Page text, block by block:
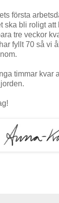
första
ska bli roligt
tre veckor
fyllt 70 så vi
timmar kvar